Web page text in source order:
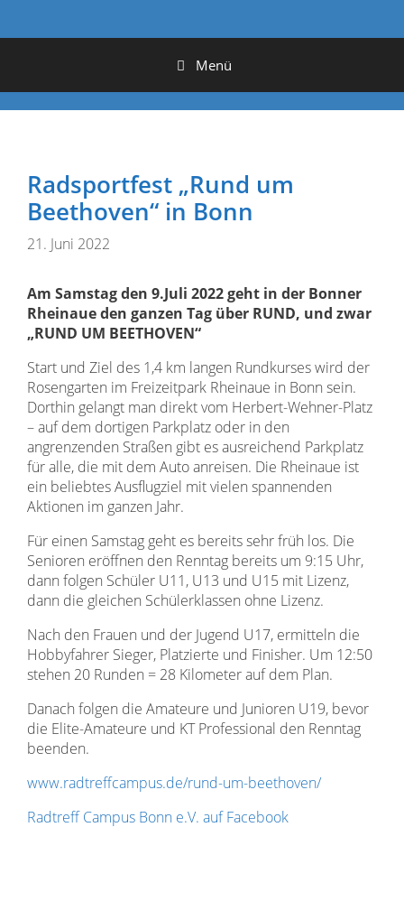
Menü
Radsportfest „Rund um
Beethoven“ in Bonn
21. Juni 2022
Am Samstag den 9.Juli 2022 geht in der Bonner
Rheinaue den ganzen Tag über RUND, und zwar
„RUND UM BEETHOVEN“
Start und Ziel des 1,4 km langen Rundkurses wird der
Rosengarten im Freizeitpark Rheinaue in Bonn sein.
Dorthin gelangt man direkt vom Herbert-Wehner-Platz
– auf dem dortigen Parkplatz oder in den
angrenzenden Straßen gibt es ausreichend Parkplatz
für alle, die mit dem Auto anreisen. Die Rheinaue ist
ein beliebtes Ausflugziel mit vielen spannenden
Aktionen im ganzen Jahr.
Für einen Samstag geht es bereits sehr früh los. Die
Senioren eröffnen den Renntag bereits um 9:15 Uhr,
dann folgen Schüler U11, U13 und U15 mit Lizenz,
dann die gleichen Schülerklassen ohne Lizenz.
Nach den Frauen und der Jugend U17, ermitteln die
Hobbyfahrer Sieger, Platzierte und Finisher. Um 12:50
stehen 20 Runden = 28 Kilometer auf dem Plan.
Danach folgen die Amateure und Junioren U19, bevor
die Elite-Amateure und KT Professional den Renntag
beenden.
www.radtreffcampus.de/rund-um-beethoven/
Radtreff Campus Bonn e.V. auf Facebook